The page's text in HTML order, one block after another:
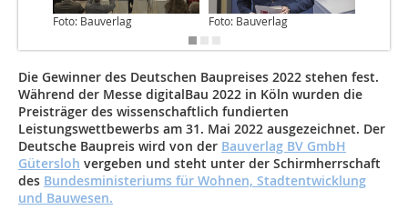
Foto: Bauverlag Foto: Bauverlag
Die Gewinner des Deutschen Baupreises 2022 stehen fest.
Während der Messe digitalBau 2022 in Köln wurden die
Preisträger des wissenschaftlich fundierten
Leistungswettbewerbs am 31. Mai 2022 ausgezeichnet. Der
Deutsche Baupreis wird von der Bauverlag BV GmbH
Gütersloh vergeben und steht unter der Schirmherrschaft
des Bundesministeriums für Wohnen, Stadtentwicklung
und Bauwesen.